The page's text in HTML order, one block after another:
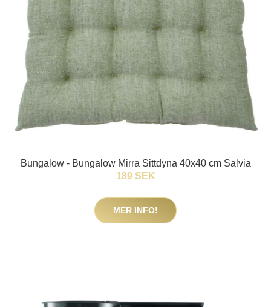
Bungalow - Bungalow Mirra Sittdyna 40x40 cm Salvia
189 SEK
MER INFO!